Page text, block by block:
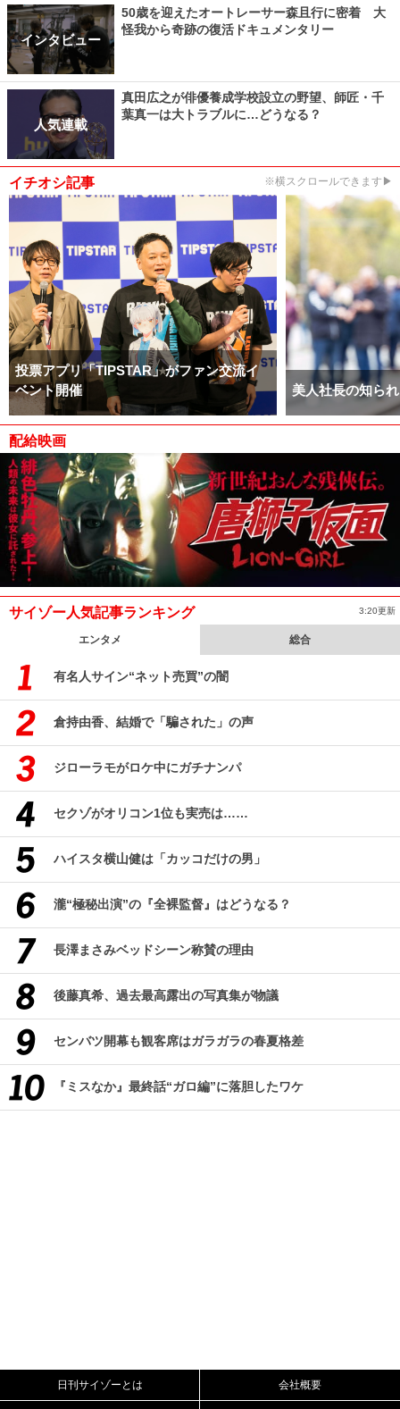
インタビュー
50歳を迎えたオートレーサー森且行に密着 大
怪我から奇跡の復活ドキュメンタリー
人気連載
真田広之が俳優養成学校設立の野望、師匠・千
葉真一は大トラブルに…どうなる？
イチオシ記事 ※横スクロールできます▶
投票アプリ「TIPSTAR」がファン交流イ
ベント開催
美人社長の知ら
配給映画
サイゾー人気記事ランキング 3:20更新
エンタメ 総合
有名人サイン“ネット売買”の闇
倉持由香、結婚で「騙された」の声
ジローラモがロケ中にガチナンパ
セクゾがオリコン1位も実売は……
ハイスタ横山健は「カッコだけの男」
瀧“極秘出演”の『全裸監督』はどうなる？
長澤まさみベッドシーン称賛の理由
後藤真希、過去最高露出の写真集が物議
センバツ開幕も観客席はガラガラの春夏格差
『ミスなか』最終話“ガロ編”に落胆したワケ
日刊サイゾーとは 会社概要